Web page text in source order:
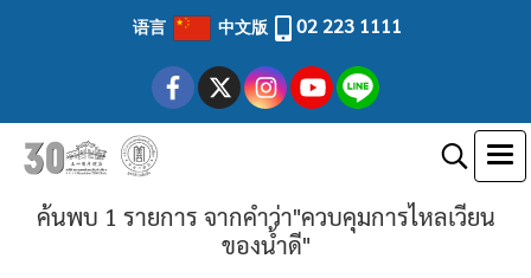
语言 中文版 02 223 1111
ค้นพบ 1 รายการ จากคำว่า"ควบคุมการไหลเวียน
ของน้ำดี"